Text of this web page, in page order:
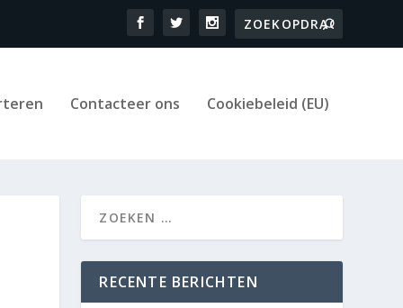
Contacteer ons Cookiebeleid (EU)
RECENTE BERICHTEN